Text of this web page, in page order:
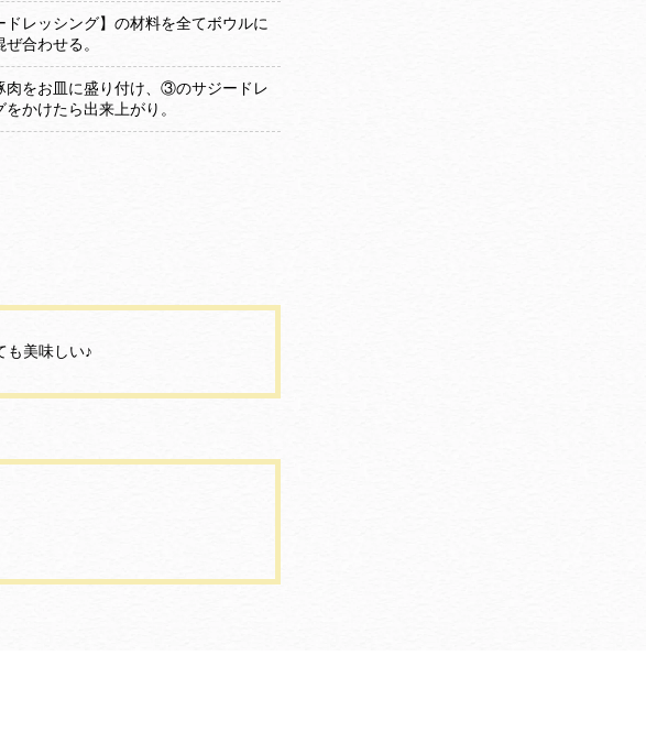
ドレッシング】の材料を全てボウルに
ぜ合わせる。
肉をお皿に盛り付け、③のサジードレ
をかけたら出来上がり。
も美味しい♪